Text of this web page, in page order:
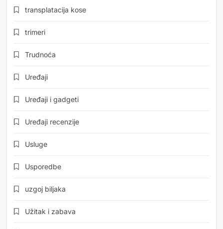
transplatacija kose
trimeri
Trudnoća
Uređaji
Uređaji i gadgeti
Uređaji recenzije
Usluge
Usporedbe
uzgoj biljaka
Užitak i zabava